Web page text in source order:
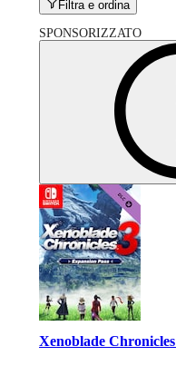
Filtra e ordina
SPONSORIZZATO
Xenoblade